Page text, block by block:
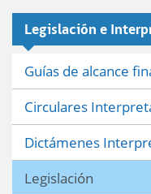
Legislación e
Guías de alcance
Circulares
Dictámenes
Legislación